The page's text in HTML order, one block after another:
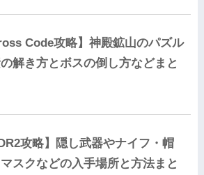
Code攻略】神殿鉱山のパズル
解き方とボスの倒し方などまと
攻略】隠し武器やナイフ・帽
スクなどの入手場所と方法まと